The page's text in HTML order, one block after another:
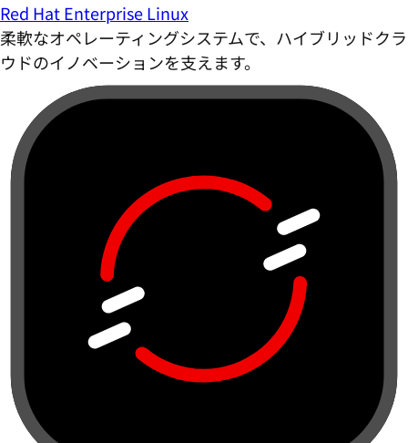
Red Hat Enterprise Linux
柔軟なオペレーティングシステムで、ハイブリッドクラ
ウドのイノベーションを支えます。